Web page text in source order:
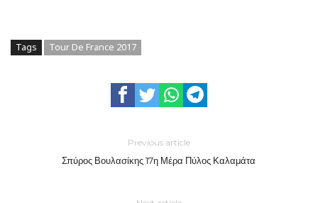
Tags Tour De France 2017
Previous article
Σπύρος Βουλασίκης 17η Μέρα Πύλος Καλαμάτα